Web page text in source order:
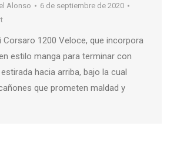
Alonso
6 de septiembre de 2020
Corsaro 1200 Veloce, que incorpora
estilo manga para terminar con
hacia arriba, bajo la cual
que prometen maldad y